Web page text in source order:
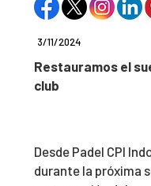
3/11/2024
Restauramos el
club
Desde Padel CPI
durante la próxima